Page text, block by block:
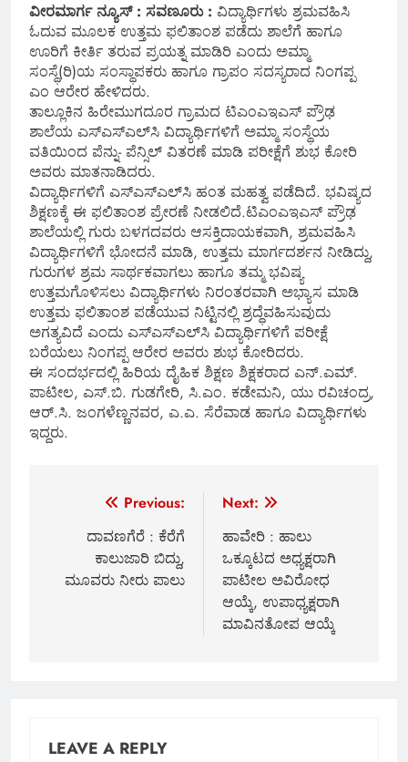
ವೀರಮಾರ್ಗ ನ್ಯೂಸ್ : ಸವಣೂರು : ವಿದ್ಯಾರ್ಥಿಗಳು ಶ್ರಮವಹಿಸಿ
ಓದುವ ಮೂಲಕ ಉತ್ತಮ ಫಲಿತಾಂಶ ಪಡೆದು ಶಾಲೆಗೆ ಹಾಗೂ
ಊರಿಗೆ ಕೀರ್ತಿ ತರುವ ಪ್ರಯತ್ನ ಮಾಡಿರಿ ಎಂದು ಅಮ್ಮಾ
ಸಂಸ್ಥೆ(ರಿ)ಯ ಸಂಸ್ಥಾಪಕರು ಹಾಗೂ ಗ್ರಾಪಂ ಸದಸ್ಯರಾದ ನಿಂಗಪ್ಪ
ಎಂ ಆರೇರ ಹೇಳಿದರು.
ತಾಲ್ಲೂಕಿನ ಹಿರೇಮುಗದೂರ ಗ್ರಾಮದ ಟಿಎಂಎಇಎಸ್ ಪ್ರೌಢ
ಶಾಲೆಯ ಎಸ್‌ಎಸ್‌ಎಲ್‌ಸಿ ವಿದ್ಯಾರ್ಥಿಗಳಿಗೆ ಅಮ್ಮಾ ಸಂಸ್ಥೆಯ
ವತಿಯಿಂದ ಪೆನ್ನು- ಪೆನ್ಸಿಲ್ ವಿತರಣೆ ಮಾಡಿ ಪರೀಕ್ಷೆಗೆ ಶುಭ ಕೋರಿ
ಅವರು ಮಾತನಾಡಿದರು.
ವಿದ್ಯಾರ್ಥಿಗಳಿಗೆ ಎಸ್‌ಎಸ್‌ಎಲ್‌ಸಿ ಹಂತ ಮಹತ್ವ ಪಡೆದಿದೆ. ಭವಿಷ್ಯದ
ಶಿಕ್ಷಣಕ್ಕೆ ಈ ಫಲಿತಾಂಶ ಪ್ರೇರಣೆ ನೀಡಲಿದೆ.ಟಿಎಂಎಇಎಸ್ ಪ್ರೌಢ
ಶಾಲೆಯಲ್ಲಿ ಗುರು ಬಳಗದವರು ಆಸಕ್ತಿದಾಯಕವಾಗಿ, ಶ್ರಮವಹಿಸಿ
ವಿದ್ಯಾರ್ಥಿಗಳಿಗೆ ಭೋದನೆ ಮಾಡಿ, ಉತ್ತಮ ಮಾರ್ಗದರ್ಶನ ನೀಡಿದ್ದು,
ಗುರುಗಳ ಶ್ರಮ ಸಾರ್ಥಕವಾಗಲು ಹಾಗೂ ತಮ್ಮ ಭವಿಷ್ಯ
ಉತ್ತಮಗೊಳಿಸಲು ವಿದ್ಯಾರ್ಥಿಗಳು ನಿರಂತರವಾಗಿ ಅಭ್ಯಾಸ ಮಾಡಿ
ಉತ್ತಮ ಫಲಿತಾಂಶ ಪಡೆಯುವ ನಿಟ್ಟಿನಲ್ಲಿ ಶ್ರದ್ಧೆವಹಿಸುವುದು
ಅಗತ್ಯವಿದೆ ಎಂದು ಎಸ್‌ಎಸ್‌ಎಲ್‌ಸಿ ವಿದ್ಯಾರ್ಥಿಗಳಿಗೆ ಪರೀಕ್ಷೆ
ಬರೆಯಲು ನಿಂಗಪ್ಪ ಆರೇರ ಅವರು ಶುಭ ಕೋರಿದರು.
ಈ ಸಂದರ್ಭದಲ್ಲಿ ಹಿರಿಯ ದೈಹಿಕ ಶಿಕ್ಷಣ ಶಿಕ್ಷಕರಾದ ಎನ್.ಎಮ್.
ಪಾಟೀಲ, ಎಸ್.ಬಿ. ಗುಡಗೇರಿ, ಸಿ.ಎಂ. ಕಡೇಮನಿ, ಯು ರವಿಚಂದ್ರ,
ಆರ್.ಸಿ. ಜಂಗಳೆಣ್ಣನವರ, ಎ.ಎ. ಸೆರೆವಾಡ ಹಾಗೂ ವಿದ್ಯಾರ್ಥಿಗಳು
ಇದ್ದರು.
navigation
Previous:
ದಾವಣಗೆರೆ : ಕೆರೆಗೆ
ಕಾಲುಜಾರಿ ಬಿದ್ದು,
ಮೂವರು ನೀರು ಪಾಲು
Next:
ಹಾವೇರಿ : ಹಾಲು
ಒಕ್ಕೂಟದ ಅಧ್ಯಕ್ಷರಾಗಿ
ಪಾಟೀಲ ಅವಿರೋಧ
ಆಯ್ಕೆ, ಉಪಾಧ್ಯಕ್ಷರಾಗಿ
ಮಾವಿನತೋಪ ಆಯ್ಕೆ
LEAVE A REPLY